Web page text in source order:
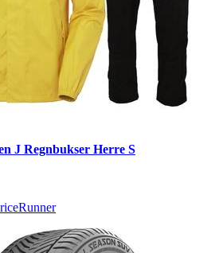
J Regnbukser Herre S